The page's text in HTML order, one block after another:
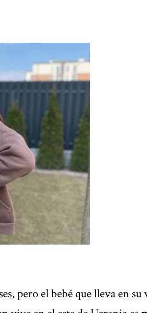
pero el bebé que lleva en